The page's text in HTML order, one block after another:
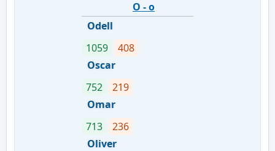
O - o
Odell
1059
408
Oscar
752
219
Omar
713
236
Oliver